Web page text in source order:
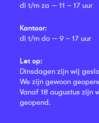
di t/m za — 11 – 17 uur
Kantoor:
di t/m do — 9 – 17 uur
Let op:
Dinsdagen zijn wij
We zijn gewoon
Vanaf 18 augustus zijn
geopend.